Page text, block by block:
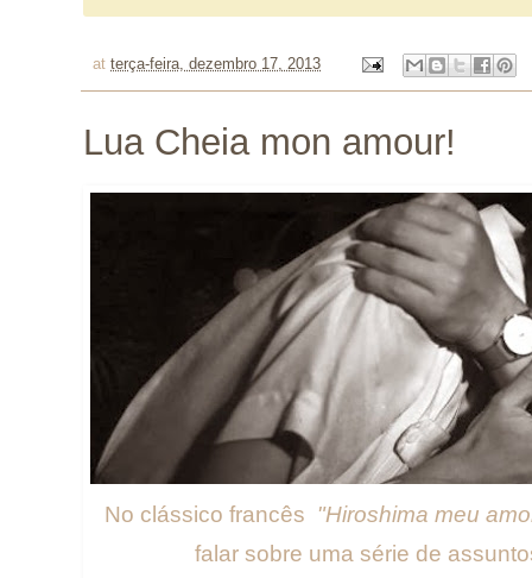
at terça-feira, dezembro 17, 2013
Lua Cheia mon amour!
No clássico francês "Hiroshima meu
falar sobre uma série de